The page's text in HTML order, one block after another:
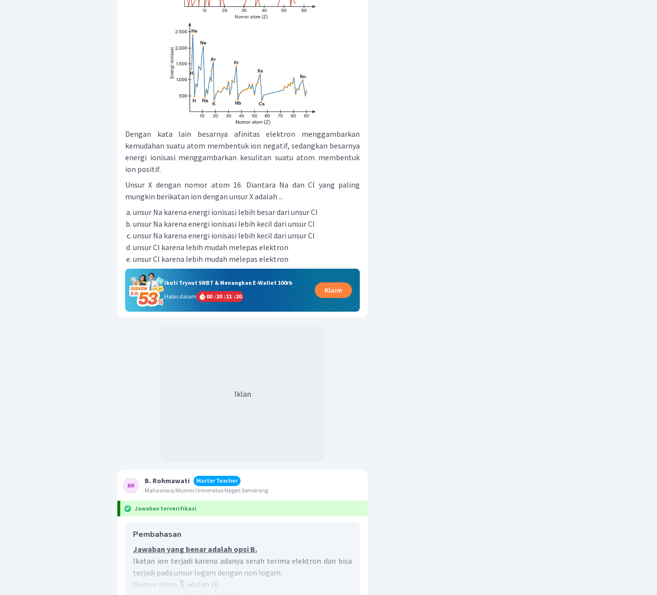
Dengan kata lain besarnya afinitas elektron menggambarkan
kemudahan suatu atom membentuk ion negatif, sedangkan besarnya
energi ionisasi menggambarkan kesulitan suatu atom membentuk
ion positif.
Unsur X dengan nomor atom 16. Diantara Na dan Cl yang paling
mungkin berikatan ion dengan unsur X adalah ...
unsur Na karena energi ionisasi lebih besar dari unsur Cl
unsur Na karena energi ionisasi lebih kecil dari unsur Cl
unsur Na karena energi ionisasi lebih kecil dari unsur Cl
unsur Cl karena lebih mudah melepas elektron
unsur Cl karena lebih mudah melepas elektron
Ikuti Tryout SNBT & Menangkan E-Wallet 100rb
Habis dalam
00 :20 :11 :19
Klaim
Iklan
B. Rohmawati
Master Teacher
Mahasiswa/Alumni Universitas Negeri Semarang
Jawaban terverifikasi
Pembahasan
Jawaban yang benar adalah opsi B.
Ikatan ion terjadi karena adanya serah terima elektron dan bisa
terjadi pada unsur logam dengan non logam.
Nomor atom X adalah 16